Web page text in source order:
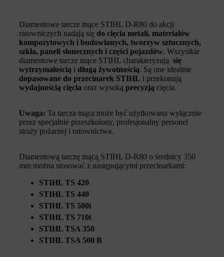
Diamentowe tarcze tnące STIHL D-R80 do akcji
ratowniczych nadają się do cięcia metali, materiałów
kompozytowych i budowlanych, tworzyw sztucznych,
szkła, paneli słonecznych i części pojazdów. Wszystkie
diamentowe tarcze tnące STIHL charakteryzują się
wytrzymałością i długą żywotnością. Są one idealnie
dopasowane do przecinarek STIHL i przekonują
wydajnością cięcia oraz wysoką precyzją cięcia.
Uwaga: Ta tarcza tnąca może być użytkowana wyłącznie
przez specjalnie przeszkolony, profesjonalny personel
straży pożarnej i ratownictwa.
Diamentową tarczę tnącą STIHL D-R80 o średnicy 350
mm można stosować z następującymi przecinarkami:
STIHL TS 420
STIHL TS 440
STIHL TS 500i
STIHL TS 710i
STIHL TSA 350
STIHL TSA 500 B